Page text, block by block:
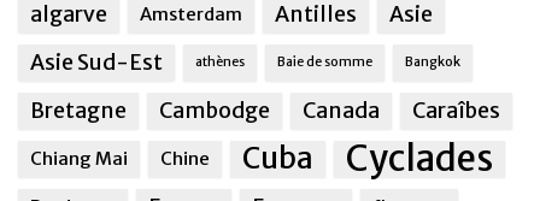
algarve Amsterdam Antilles
Asie
Asie Sud-Est
athènes Baie de somme Bangkok
Bretagne Cambodge Canada Caraîbes
Chiang Mai Chine Cuba Cyclades